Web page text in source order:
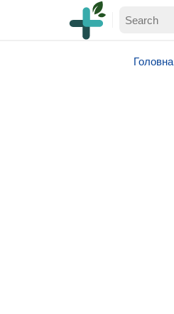
Головна